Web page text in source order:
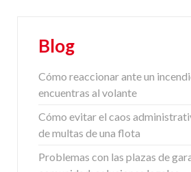
Blog
Cómo reaccionar ante un
encuentras al volante
Cómo evitar el caos
de multas de una flota
Problemas con las plazas de